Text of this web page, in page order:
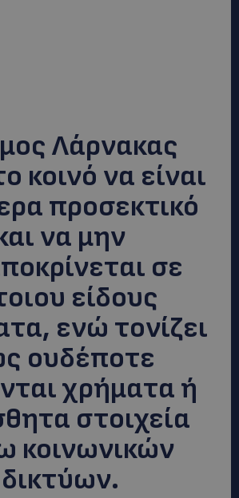
Λάρνακας
κοινό να είναι
προσεκτικό
να μην
σε
είδους
ενώ τονίζει
ουδέποτε
χρήματα ή
στοιχεία
κοινωνικών
δικτύων.